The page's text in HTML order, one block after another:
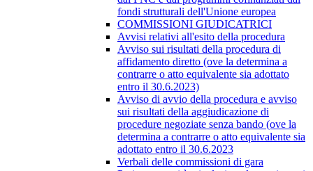
fondi strutturali dell'Unione europea
COMMISSIONI GIUDICATRICI
Avvisi relativi all'esito della procedura
Avviso sui risultati della procedura di
affidamento diretto (ove la determina a
contrarre o atto equivalente sia adottato
entro il 30.6.2023)
Avviso di avvio della procedura e avviso
sui risultati della aggiudicazione di
procedure negoziate senza bando (ove la
determina a contrarre o atto equivalente sia
adottato entro il 30.6.2023
Verbali delle commissioni di gara